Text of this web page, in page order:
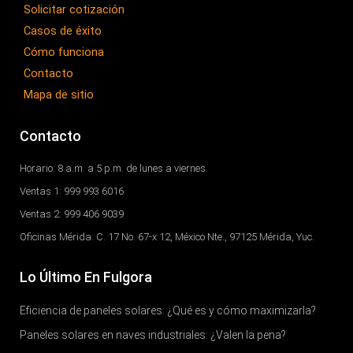
Solicitar cotización
Casos de éxito
Cómo funciona
Contacto
Mapa de sitio
Contacto
Horario: 8 a.m. a 5 p.m. de lunes a viernes.
Ventas 1: 999 993 6016
Ventas 2: 999 406 9039
Oficinas Mérida: C. 17 No. 67-x 12, México Nte., 97125 Mérida, Yuc.
Lo Último En Fulgora
Eficiencia de paneles solares: ¿Qué es y cómo maximizarla?
Paneles solares en naves industriales: ¿Valen la pena?